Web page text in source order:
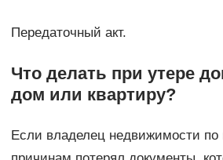
Передаточный акт.
Что делать при утере
дом или квартиру?
Если владелец недвижимости по